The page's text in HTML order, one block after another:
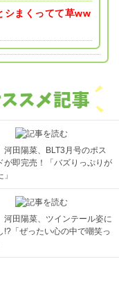
シまくってて草ww
河田陽菜、BLT3月号のポス
が即完売！「バズりっぷりが
河田陽菜、ツインテール姿に
!?「ぜったい心の中で嘲笑っ